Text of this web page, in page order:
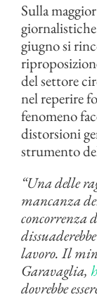
Sulla
giugno si
del settore
nel reperire
fenomeno
distorsioni
strumento
“Una delle
mancanza
concorrenza
lavoro. Il
Garavaglia,
dovrebbe